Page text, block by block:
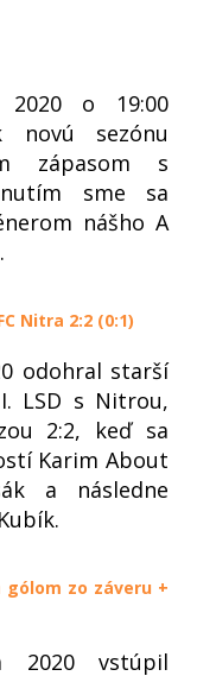
o 19:00
novú sezónu
zápasom s
sme sa
nášho A
Nitra 2:2 (0:1)
odohral starší
LSD s Nitrou,
2:2, keď sa
Karim About
a následne
gólom zo záveru +
2020 vstúpil